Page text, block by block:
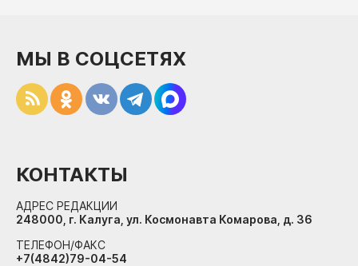
МЫ В СОЦСЕТЯХ
КОНТАКТЫ
АДРЕС РЕДАКЦИИ
248000, г. Калуга, ул. Космонавта Комарова, д. 36
ТЕЛЕФОН/ФАКС
+7(4842)79-04-54